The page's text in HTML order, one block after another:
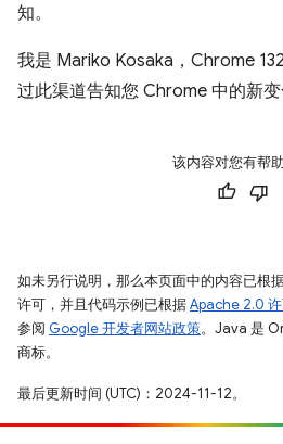
知。
我是 Mariko Kosaka，Chrome
过此渠道告知您 Chrome 中的新变
该内容对您有帮
如未另行说明，那么本页面中的内容已根
许可，并且代码示例已根据Apache 2.0
参阅 Google 开发者网站政策。Java 是
商标。
最后更新时间 (UTC)：2024-11-12。